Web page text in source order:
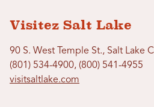
Visitez Salt Lake
90 S. West Temple St., Salt Lake
(801) 534-4900, (800) 541-4955
visitsaltlake.com